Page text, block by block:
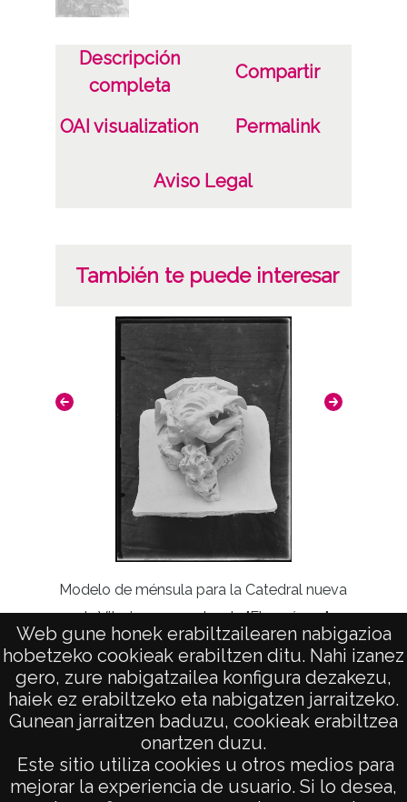
Web gune honek erabiltzailearen nabigazioa
hobetzeko cookieak erabiltzen ditu. Nahi izanez
gero, zure nabigatzailea konfigura dezakezu,
haiek ez erabiltzeko eta nabigatzen jarraitzeko.
Gunean jarraitzen baduzu, cookieak erabiltzea
onartzen duzu.
Este sitio utiliza cookies u otros medios para
mejorar la experiencia de usuario. Si lo desea,
19140000
Lugar
Vitoria-Gasteiz
Rivas Varela, Aurelio (1934-2020)
Materia
Catedral; Capillas; Escudos
Notas
El modelo del escudo se realiza en yeso
por Lorenzo Fernández de Viana en la
primera etapa y en piedra por Aurelio Rivas
en la segunda.
Fichero: ATHA-APR-PP-03-0370
Licencia de las imágenes
Descripción
completa
Compartir
OAI visualization Permalink
Aviso Legal
También te puede interesar
Modelo de ménsula para la Catedral nueva
de Vitoria representando "El egoísmo"
de
AVISO LEGAL
POLÍTICA DE PRIVACIDAD